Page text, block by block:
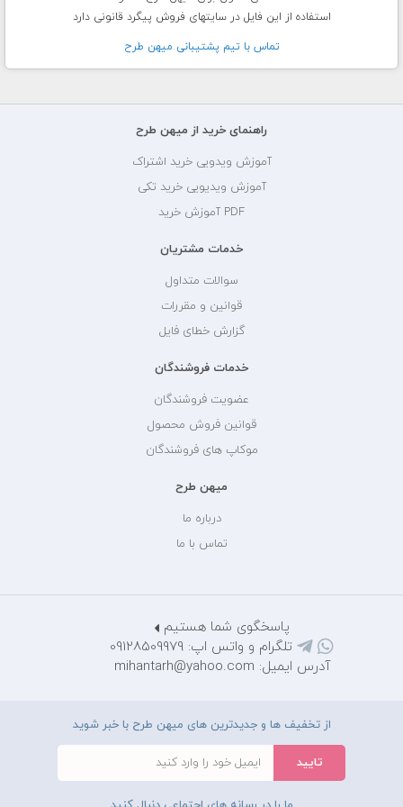
استفاده از این فایل در سایتهای فروش پیگرد قانونی دارد
تماس با تيم پشتيبانی ميهن طرح
راهنمای خرید از میهن طرح
آموزش ویدویی خرید اشتراک
آموزش ویدیویی خرید تکی
PDF آموزش خرید
خدمات مشتریان
سوالات متداول
قوانین و مقررات
گزارش خطای فایل
خدمات فروشندگان
عضویت فروشندگان
قوانین فروش محصول
موکاپ های فروشندگان
میهن طرح
درباره ما
تماس با ما
پاسخگوی شما هستیم
تلگرام و واتس اپ: 09128509979
آدرس ایمیل: mihantarh@yahoo.com
از تخفیف ها و جدیدترین های میهن طرح با خبر شوید